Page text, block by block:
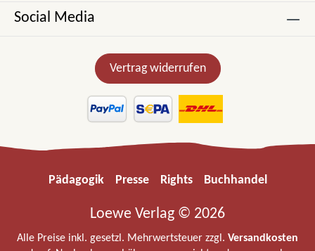
Social Media
Vertrag widerrufen
Pädagogik Presse Rights Buchhandel
Loewe Verlag © 2026
Alle Preise inkl. gesetzl. Mehrwertsteuer zzgl. Versandkosten